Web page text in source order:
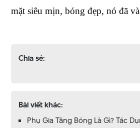
mặt siêu mịn, bóng đẹp, nó đã
Chia sẻ:
Bài viết khác:
Phụ Gia Tăng Bóng Là Gì? Tác